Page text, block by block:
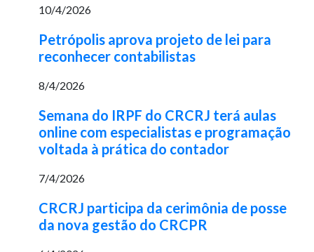
10/4/2026
Petrópolis aprova projeto de lei para
reconhecer contabilistas
8/4/2026
Semana do IRPF do CRCRJ terá aulas
online com especialistas e programação
voltada à prática do contador
7/4/2026
CRCRJ participa da cerimônia de posse
da nova gestão do CRCPR